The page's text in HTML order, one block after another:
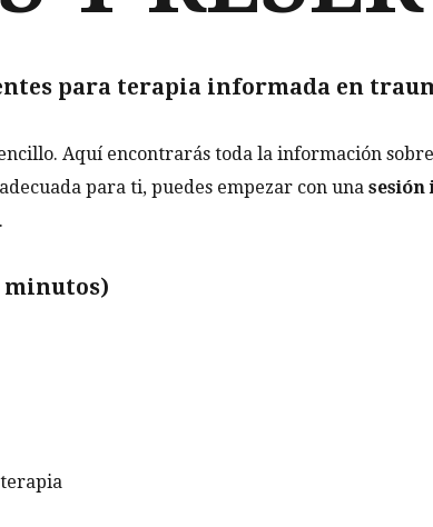
para terapia informada en
Aquí encontrarás toda la información
para ti, puedes empezar con una